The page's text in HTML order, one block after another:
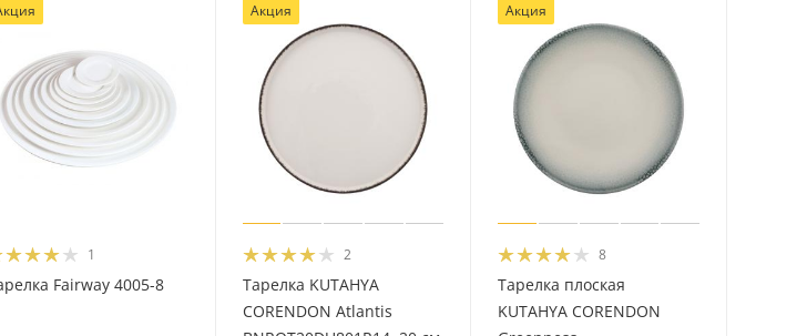
1
Fairway 4005-8
Акция
2
Тарелка KUTAHYA
CORENDON Atlantis
Акция
8
Тарелка плоская
KUTAHYA CORENDON